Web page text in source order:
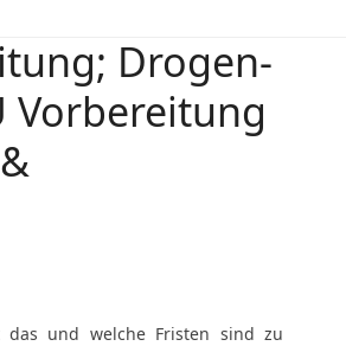
Drogen-
Vorbereitung
das und welche Fristen sind zu